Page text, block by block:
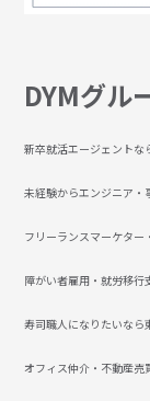
DYMグル
新卒就活エージェントな
未経験からエンジニア・
フリーランスマーケター
障がい者雇用・就労移行
寿司職人になりたいなら
オフィス仲介・不動産売